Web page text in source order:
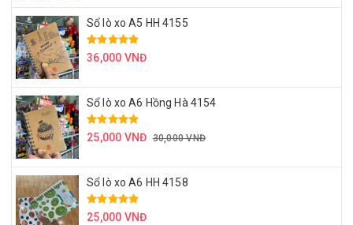
Sổ lò xo A5 HH 4155
36,000 VNĐ
Sổ lò xo A6 Hồng Hà 4154
25,000 VNĐ 30,000 VNĐ
Sổ lò xo A6 HH 4158
25,000 VNĐ